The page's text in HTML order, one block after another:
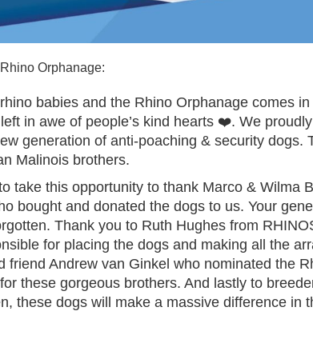
Orphanage:
babies and the Rhino Orphanage comes
in awe of people’s kind hearts ❤️. We
generation of anti-poaching & security dogs.
Malinois brothers.
take this opportunity to thank Marco & Wilma
bought and donated the dogs to us. Your
Thank you to Ruth Hughes from
for placing the dogs and making all the
friend Andrew van Ginkel who nominated the
these gorgeous brothers. And lastly to
these dogs will make a massive difference in